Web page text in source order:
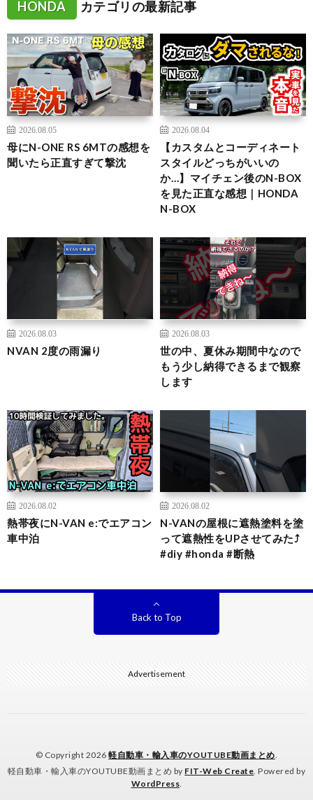
HONDA カテゴリの最新記事
2026.08.05
母にN-ONE RS 6MTの感想を
聞いたら正直すぎて撃沈
2026.08.04
【カスタムとコーディネート
スタイルどっちがいいの
か…】マイチェン後のN-BOX
を見た正直な感想｜HONDA
N-BOX
2026.08.03
NVAN 2度の雨漏り
2026.08.03
世の中、夏休み期間中なので
もう少し納得できるまで観察
します
2026.08.02
熱帯夜にN-VAN e:でエアコン
車中泊
2026.08.02
N-VANの屋根に遮熱塗料を塗
って遮熱性をUPさせてみた⤴️
#diy #honda #断熱
Back to Top
Advertisement
© Copyright 2026軽自動車・輸入車のYOUTUBE動画まとめ.
軽自動車・輸入車のYOUTUBE動画まとめ by FIT-Web Create. Powered by
WordPress.